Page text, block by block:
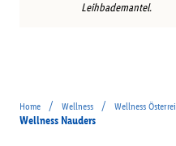
Leihbademantel.
Home / Wellness / Wellness
Wellness Nauders